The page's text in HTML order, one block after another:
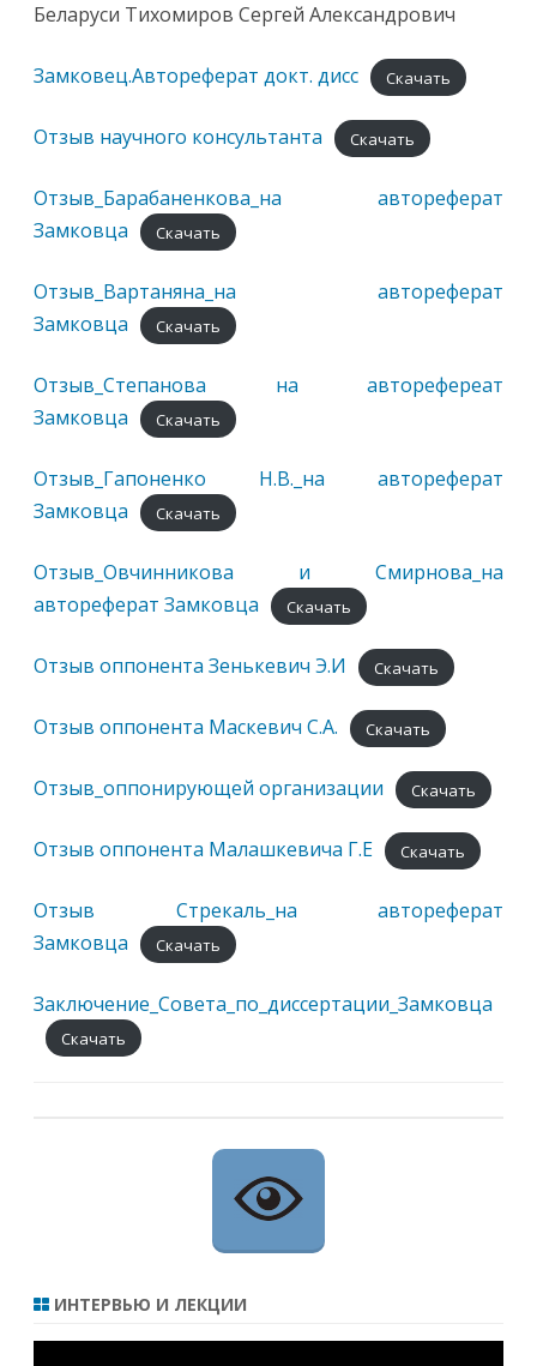
Беларуси Тихомиров Сергей Александрович
Замковец.Автореферат докт. дисс Скачать
Отзыв научного консультанта Скачать
Отзыв_Барабаненкова_на автореферат
Замковца
Скачать
Отзыв_Вартаняна_на автореферат
Замковца
Скачать
Отзыв_Степанова на авторефереат
Замковца
Скачать
Отзыв_Гапоненко Н.В._на автореферат
Замковца
Скачать
Отзыв_Овчинникова и Смирнова_на
автореферат Замковца
Скачать
Отзыв оппонента Зенькевич Э.И Скачать
Отзыв оппонента Маскевич С.А. Скачать
Отзыв_оппонирующей организации Скачать
Отзыв оппонента Малашкевича Г.Е Скачать
Отзыв Стрекаль_на автореферат
Замковца
Скачать
Заключение_Совета_по_диссертации_Замковца
Скачать
ИНТЕРВЬЮ И ЛЕКЦИИ
Видеоплеер